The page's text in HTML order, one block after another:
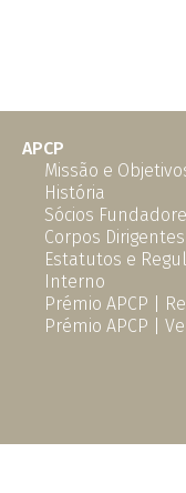
APCP
Missão e
História
Sócios
Corpos Dirigentes
Estatutos e
Interno
Prémio APCP |
Prémio APCP |